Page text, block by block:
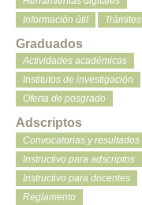
Información útil
Trámites
Graduados
Actividades académicas
Institutos de investigación
Oferta de posgrado
Adscriptos
Convocatorias y resultados
Instructivo para adscriptos
Instructivo para docentes
Reglamento